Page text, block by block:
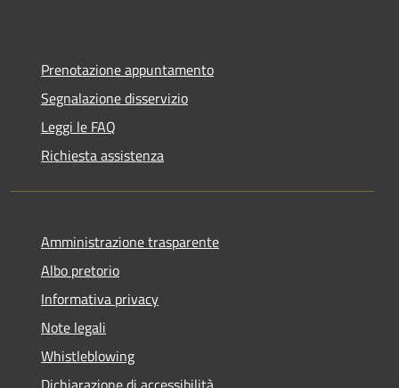
Prenotazione appuntamento
Segnalazione disservizio
Leggi le FAQ
Richiesta assistenza
Amministrazione trasparente
Albo pretorio
Informativa privacy
Note legali
Whistleblowing